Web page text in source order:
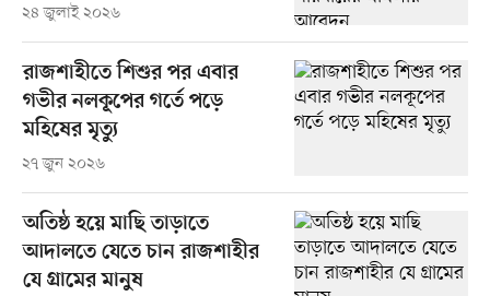
২৪ জুলাই ২০২৬
রাজশাহীতে শিশুর পর এবার
গভীর নলকূপের গর্তে পড়ে
মহিষের মৃত্যু
২৭ জুন ২০২৬
অতিষ্ঠ হয়ে মাছি তাড়াতে
আদালতে যেতে চান রাজশাহীর
যে গ্রামের মানুষ